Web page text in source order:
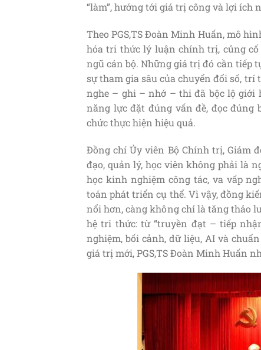
“làm”, hướng tới giá trị công và lợi ích
Theo PGS,TS Đoàn Minh Huấn, mô
hóa tri thức lý luận chính trị, củng
ngũ cán bộ. Những giá trị đó cần tiếp
sự tham gia sâu của chuyển đổi số,
nghe – ghi – nhớ – thi đã bộc lộ giới
năng lực đặt đúng vấn đề, đọc
chức thực hiện hiệu quả.
Đồng chí Ủy viên Bộ Chính trị, Giám
đạo, quản lý, học viên không phải là
học kinh nghiệm công tác, va vấp
toán phát triển cụ thể. Vì vậy, đồng
nổi hơn, càng không chỉ là tăng thảo
hệ tri thức: từ “truyền đạt – tiếp
nghiệm, bối cảnh, dữ liệu, AI và
giá trị mới, PGS,TS Đoàn Minh Huấn